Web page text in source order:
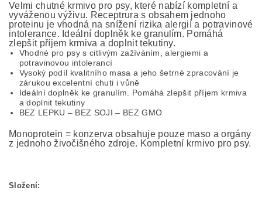
Velmi chutné krmivo pro psy, které nabízí kompletní a
vyváženou výživu. Receptrura s obsahem jednoho
proteinu je vhodná na snížení rizika alergií a potravinové
intolerance. Ideální doplněk ke granulím. Pomáhá
zlepšit příjem krmiva a doplnit tekutiny.
Vhodné pro psy s citlivým zažíváním, alergiemi a
potravinovou intolerancí
Vysoký podíl kvalitního masa a jeho šetrné zpracování je
zárukou excelentní chuti i vůně
Ideální doplněk ke granulím. Pomáhá zlepšit příjem krmiva
a doplnit tekutiny
BEZ LEPKU – BEZ SOJI – BEZ GMO
Monoprotein = konzerva obsahuje pouze maso a orgány
z jednoho živočišného zdroje. Kompletní krmivo pro psy.
Složení: